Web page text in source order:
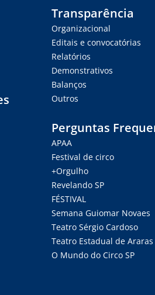
Transparência
Organizacional
Editais e convocatórias
Relatórios
Demonstrativos
Balanços
Outros
Perguntas
APAA
Festival de circo
+Orgulho
Revelando SP
FÉSTIVAL
Semana Guiomar Novaes
Teatro Sérgio Cardoso
Teatro Estadual de Araras
O Mundo do Circo SP